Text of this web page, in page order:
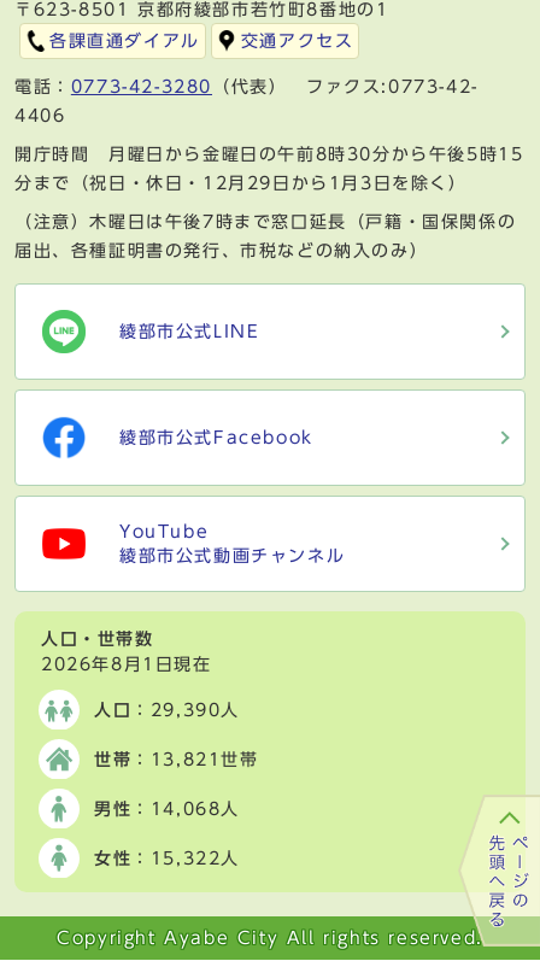
〒623-8501 京都府綾部市若竹町8番地の1
各課直通ダイアル
交通アクセス
電話： 0773-42-3280
（代表） ファクス:0773-42-
4406
開庁時間 月曜日から金曜日の午前8時30分から午後5時15
分まで（祝日・休日・12月29日から1月3日を除く）
（注意）木曜日は午後7時まで窓口延長（戸籍・国保関係の
届出、各種証明書の発行、市税などの納入のみ）
綾部市公式LINE
綾部市公式Facebook
YouTube
綾部市公式動画チャンネル
人口・世帯数
2026年8月1日現在
人口 ：29,390人
世帯 ：13,821世帯
男性 ：14,068人
女性 ：15,322人
Copyright Ayabe City All rights reserved.